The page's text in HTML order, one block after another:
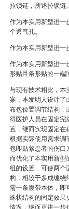
拉锁链，所述拉锁链
作为本实用新型进一
个透气孔。
作为本实用新型进一
作为本实用新型进一
形贴且条形贴的一端
与现有技术相比，本
案，本发明人设计了
布包位置调节结构，
得医护人员在固定完
置，继而实现固定在
根据实际使用需求调
包即贴紧患者的伤口
而优化了本实用新型
组的设置，可使两个
构，相较于多成缠绕
需一条腹带本体，即
蛛状结构的固定效果
情况，继而更进一步